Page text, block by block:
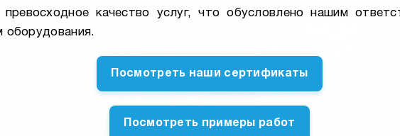
качество услуг, что обусловлено нашим
оборудования.
Посмотреть наши сертификаты
Посмотреть примеры работ